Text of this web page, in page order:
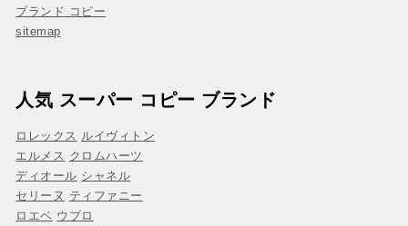
ブランド コピー
sitemap
人気 スーパー コピー ブランド
ロレックス ルイヴィトン
エルメス クロムハーツ
ディオール シャネル
セリーヌ ティファニー
ロエベ ウブロ